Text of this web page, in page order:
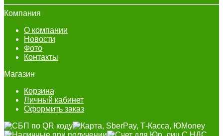
Компания
О компании
Новости
Фото
Контакты
Магазин
Корзина
Личный кабинет
Оформить заказ